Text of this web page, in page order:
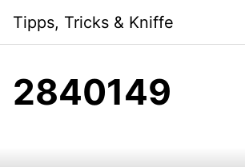
content
Tipps, Tricks & Kniffe
2840149